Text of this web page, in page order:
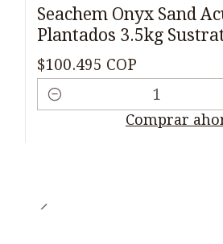
Seachem Onyx Sand
Plantados 3.5kg
$100.495 COP
Cantidad
Comprar